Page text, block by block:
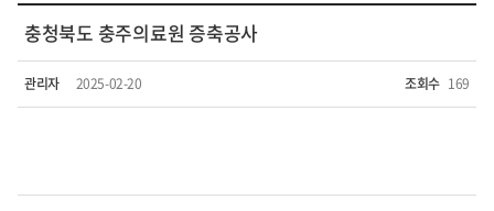
충청북도 충주의료원 증축공사
관리자 2025-02-20 조회수 169